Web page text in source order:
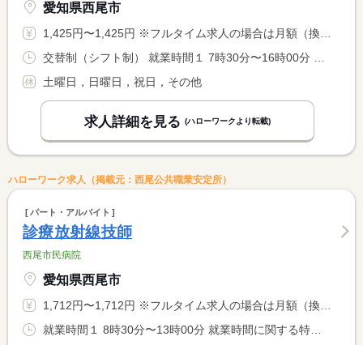
愛知県西尾市
1,425円〜1,425円 ※フルタイム求人の場合は月額（換算額）、パート求人の場合は時間額を表示しています。
土曜日，日曜日，祝日，その他
求人詳細を見る (ハローワークより転載)
ハローワーク求人（掲載元：西尾公共職業安定所）
パート・アルバイト
診療放射線技師
西尾市民病院
愛知県西尾市
1,712円〜1,712円 ※フルタイム求人の場合は月額（換算額）、パート求人の場合は時間額を表示しています。